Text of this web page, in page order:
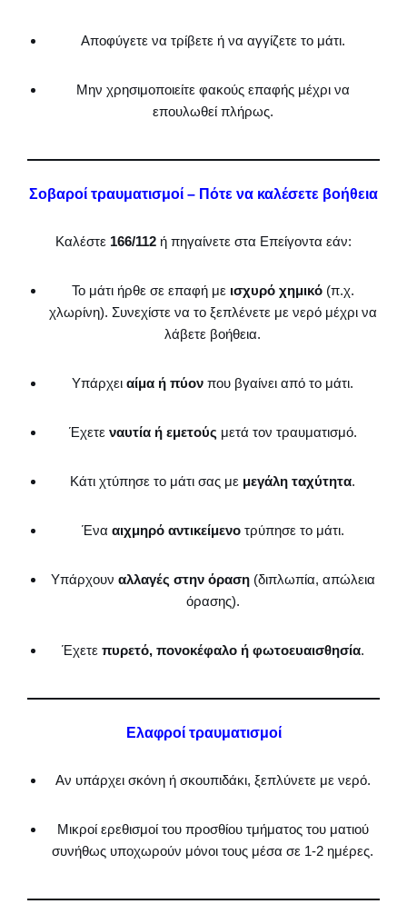
Αποφύγετε να τρίβετε ή να αγγίζετε το μάτι.
Μην χρησιμοποιείτε φακούς επαφής μέχρι να
επουλωθεί πλήρως.
Σοβαροί τραυματισμοί – Πότε να καλέσετε βοήθεια
Καλέστε 166/112 ή πηγαίνετε στα Επείγοντα εάν:
Το μάτι ήρθε σε επαφή με ισχυρό χημικό(π.χ.
χλωρίνη). Συνεχίστε να το ξεπλένετε με νερό μέχρι να
λάβετε βοήθεια.
Υπάρχει αίμα ή πύον που βγαίνει από το μάτι.
Έχετε ναυτία ή εμετούς μετά τον τραυματισμό.
Κάτι χτύπησε το μάτι σας με μεγάλη ταχύτητα.
Ένα αιχμηρό αντικείμενοτρύπησε το μάτι.
Υπάρχουν αλλαγές στην όραση(διπλωπία, απώλεια
όρασης).
Έχετε πυρετό, πονοκέφαλο ή φωτοευαισθησία.
Ελαφροί τραυματισμοί
Αν υπάρχει σκόνη ή σκουπιδάκι, ξεπλύνετε με νερό.
Μικροί ερεθισμοί του προσθίου τμήματος του ματιού
συνήθως υποχωρούν μόνοι τους μέσα σε 1-2 ημέρες.